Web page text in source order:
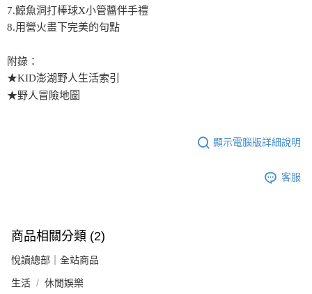
7.鯨魚洞打棒球X小管醬伴手禮
8.用營火畫下完美的句點
附錄：
★KID澎湖野人生活索引
★野人冒險地圖
顯示電腦版詳細說明
客服
商品相關分類 (2)
悅讀總部｜全站商品
生活 休閒娛樂